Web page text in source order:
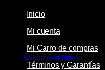
Volver a la tienda
Inicio
Mi cuenta
Mi Carro de compras
Términos y Garantías